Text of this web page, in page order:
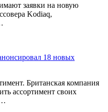
заявки на новую
Kodiaq,
18 новых
Британская компания
ассортимент своих